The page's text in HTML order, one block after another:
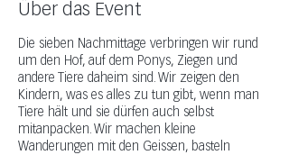
Über das Event
Die sieben Nachmittage verbringen wir rund
um den Hof, auf dem Ponys, Ziegen und
andere Tiere daheim sind. Wir zeigen den
Kindern, was es alles zu tun gibt, wenn man
Tiere hält und sie dürfen auch selbst
mitanpacken. Wir machen kleine
Wanderungen mit den Geissen, basteln